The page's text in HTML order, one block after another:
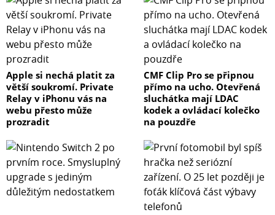
Apple si nechá platit za
větší soukromí. Private
Relay v iPhonu vás na
webu přesto může
prozradit
CMF Clip Pro se připnou
přímo na ucho. Otevřená
sluchátka mají LDAC
kodek a ovládací kolečko
na pouzdře